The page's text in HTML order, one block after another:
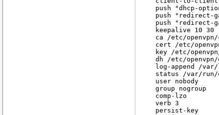
push "dhcp-
push "redirect-
push "redirect-
keepalive 10 30
ca /etc/
cert /etc/
key /etc/
dh /etc/openvpn/
log-append /var/
status /var/run/
user nobody
group nogroup
comp-lzo
verb 3
persist-key